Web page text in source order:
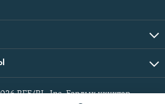
RFE/RL, Inc. Бардык укуктар